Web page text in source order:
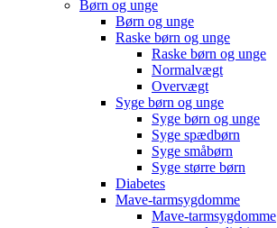
Børn og unge
Børn og unge
Raske børn og unge
Raske børn og unge
Normalvægt
Overvægt
Syge børn og unge
Syge børn og unge
Syge spædbørn
Syge småbørn
Syge større børn
Diabetes
Mave-tarmsygdomme
Mave-tarmsygdomme